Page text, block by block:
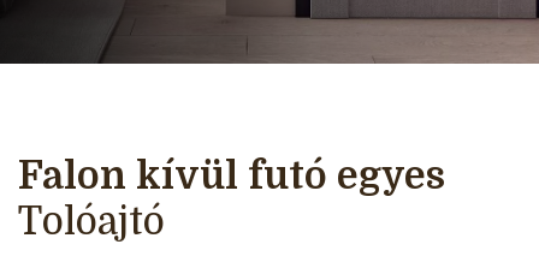
Falon kívül futó egyes
Tolóajtó